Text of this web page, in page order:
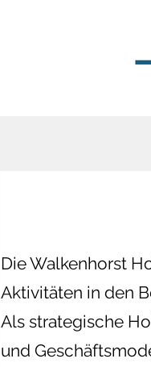
Die Walkenhorst
Aktivitäten in den
Als strategische
und